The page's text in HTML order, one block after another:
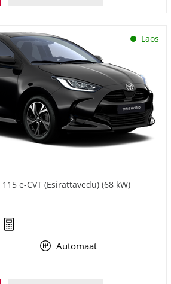
Laos
e-CVT (Esirattavedu) (68 kW)
Automaat